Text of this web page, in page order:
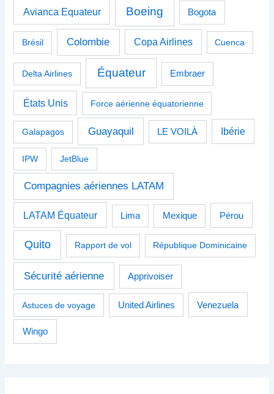
Avianca Equateur Boeing Bogota
Brésil Colombie Copa Airlines Cuenca
Delta Airlines Équateur Embraer
États Unis Force aérienne équatorienne
Galapagos Guayaquil LE VOILÀ Ibérie
IPW JetBlue
Compagnies aériennes LATAM
LATAM Équateur Lima Mexique Pérou
Quito Rapport de vol République Dominicaine
Sécurité aérienne Apprivoiser
Astuces de voyage United Airlines Venezuela
Wingo